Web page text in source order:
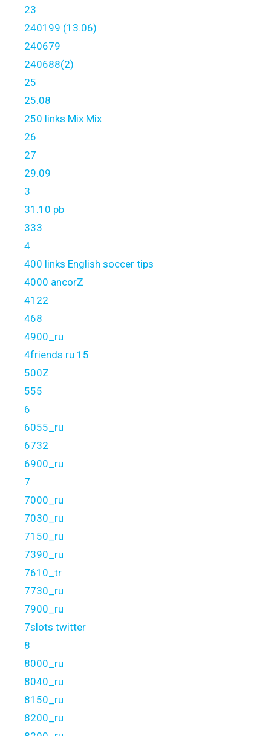
23
240199 (13.06)
240679
240688(2)
25
25.08
250 links Mix Mix
26
27
29.09
3
31.10 pb
333
4
400 links English soccer tips
4000 ancorZ
4122
468
4900_ru
4friends.ru 15
500Z
555
6
6055_ru
6732
6900_ru
7
7000_ru
7030_ru
7150_ru
7390_ru
7610_tr
7730_ru
7900_ru
7slots twitter
8
8000_ru
8040_ru
8150_ru
8200_ru